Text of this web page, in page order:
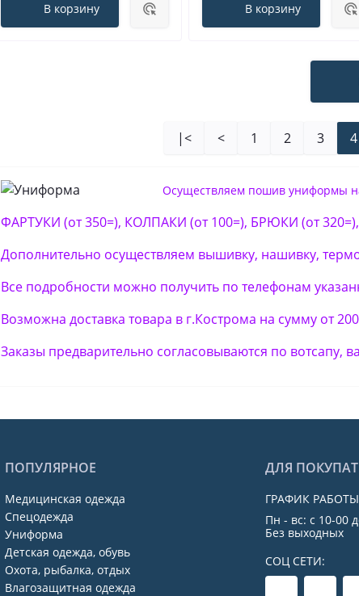
В корзину В корзину
|< < 1 2 3 4
Осуществляем пошив униформы
ФАРТУКИ (от 350=), КОЛПАКИ (от 100=), БРЮКИ (от
Дополнительно осуществляем вышивку, нашивку,
Все подробности можно получить по телефонам
Возможна доставка товара в г.Кострома на сумму от
Заказы предварительно согласовываются по вотсапу,
ПОПУЛЯРНОЕ
Медицинская одежда
Спецодежда
Униформа
Детская одежда, обувь
Охота, рыбалка, отдых
Влагозащитная одежда
ДЛЯ
ГРАФИК
Пн - вс: с 10-00
Без выходных
СОЦ СЕТИ: